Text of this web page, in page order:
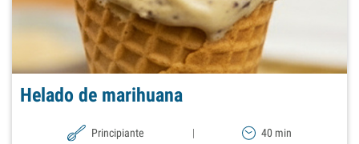
Helado de marihuana
Principiante | 40 min